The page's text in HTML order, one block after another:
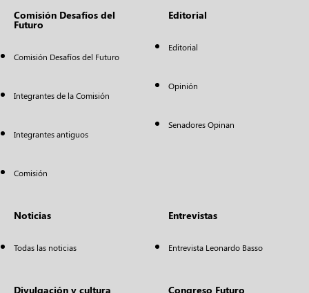
Comisión Desafíos del
Futuro
Comisión Desafíos del Futuro
Integrantes de la Comisión
Integrantes antiguos
Comisión
Editorial
Editorial
Opinión
Senadores Opinan
Noticias
Todas las noticias
Entrevistas
Entrevista Leonardo Basso
Divulgación y cultura Congreso Futuro